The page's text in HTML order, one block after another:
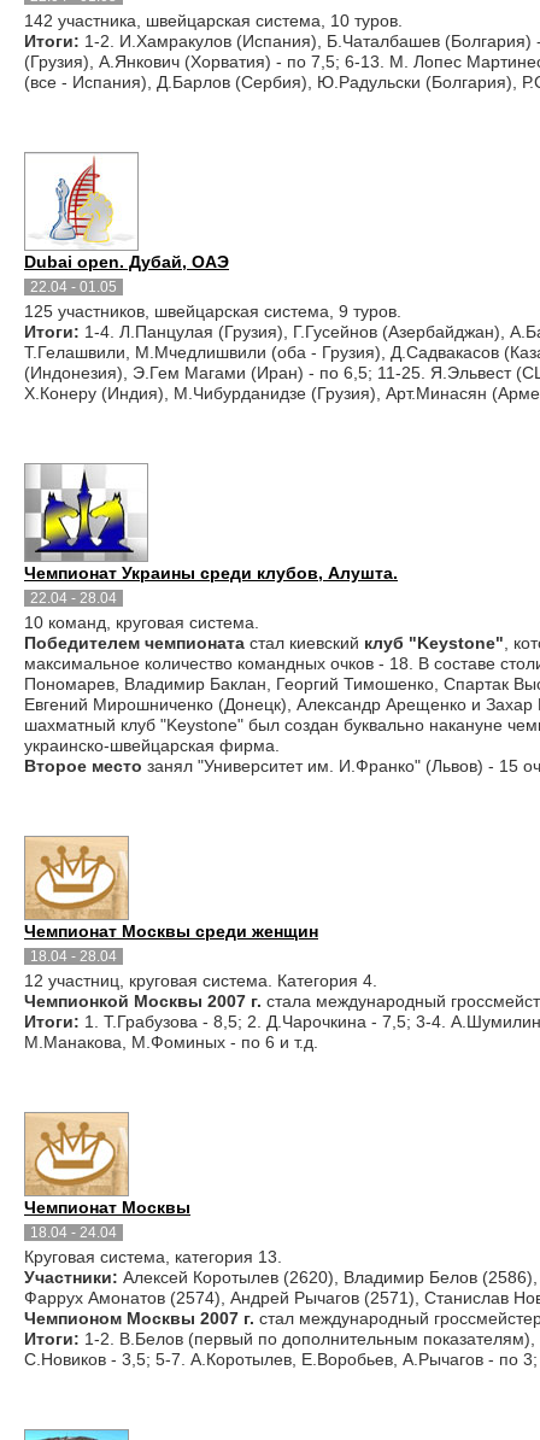
142 участника, швейцарская система, 10 туров.
Итоги: 1-2. И.Хамракулов (Испания), Б.Чаталбашев
(Грузия), А.Янкович (Хорватия) - по 7,5; 6-13. М. Лопес
(все - Испания), Д.Барлов (Сербия), Ю.Радульски (Болгария),
Dubai open. Дубай, ОАЭ
22.04 - 01.05
125 участников, швейцарская система, 9 туров.
Итоги: 1-4. Л.Панцулая (Грузия), Г.Гусейнов (Азербайджан),
Т.Гелашвили, М.Мчедлишвили (оба - Грузия), Д.Садвакасов
(Индонезия), Э.Гем Магами (Иран) - по 6,5; 11-25. Я.Эльвест
Х.Конеру (Индия), М.Чибурданидзе (Грузия), Арт.Минасян
Чемпионат Украины среди клубов, Алушта.
22.04 - 28.04
10 команд, круговая система.
Победителем чемпионата стал киевский клуб "Keystone" ,
максимальное количество командных очков - 18. В составе
Пономарев, Владимир Баклан, Георгий Тимошенко, Спартак
Евгений Мирошниченко (Донецк), Александр Арещенко и
шахматный клуб "Keystone" был создан буквально накануне
украинско-швейцарская фирма.
Второе место занял "Университет им. И.Франко" (Львов) - 15
Чемпионат Москвы среди женщин
18.04 - 28.04
12 участниц, круговая система. Категория 4.
Чемпионкой Москвы 2007 г. стала международный
Итоги: 1. Т.Грабузова - 8,5; 2. Д.Чарочкина - 7,5; 3-4.
М.Манакова, М.Фоминых - по 6 и т.д.
Чемпионат Москвы
18.04 - 24.04
Круговая система, категория 13.
Участники: Алексей Коротылев (2620), Владимир Белов
Фаррух Амонатов (2574), Андрей Рычагов (2571), Станислав
Чемпионом Москвы 2007 г. стал международный
Итоги: 1-2. В.Белов (первый по дополнительным
С.Новиков - 3,5; 5-7. А.Коротылев, Е.Воробьев, А.Рычагов - по